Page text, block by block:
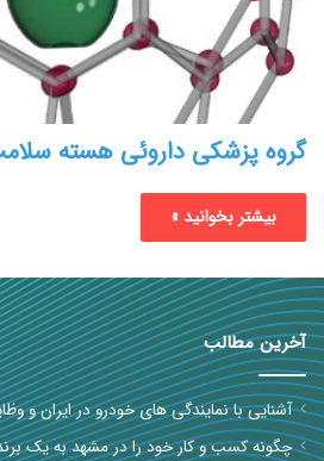
گروه پزشکی داروئی هسته
بیشتر بخوانید »
آخرین مطالب
آشنایی با نمایندگی های خودرو در ایران و
چگونه کسب و کار خود را در مشهد به یک